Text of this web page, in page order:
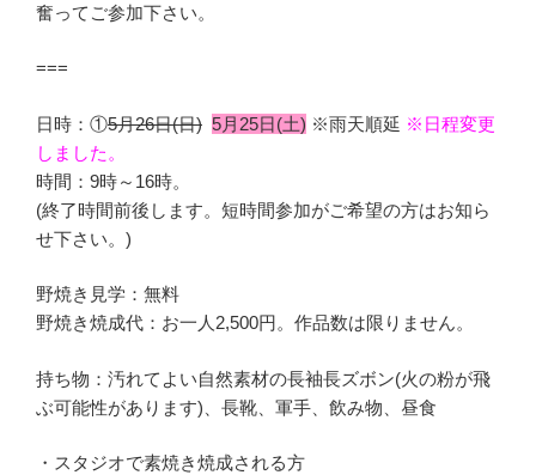
奮ってご参加下さい。
===
日時：①5月26日(日) 5月25日(土) ※雨天順延 ※日程変更
しました。
時間：9時～16時。
(終了時間前後します。短時間参加がご希望の方はお知ら
せ下さい。)
野焼き見学：無料
野焼き焼成代：お一人2,500円。作品数は限りません。
持ち物：汚れてよい自然素材の長袖長ズボン(火の粉が飛
ぶ可能性があります)、長靴、軍手、飲み物、昼食
・スタジオで素焼き焼成される方